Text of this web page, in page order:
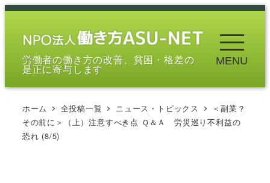
メ
労働者の働き方の改善、貧困・格差の
是正に寄与します
MENU
ホーム 全投稿一覧 ニュース・トピックス
＜副業？
その前に＞（上）注意すべき点 Ｑ＆Ａ 労災巡り不利益の
恐れ (8/5)